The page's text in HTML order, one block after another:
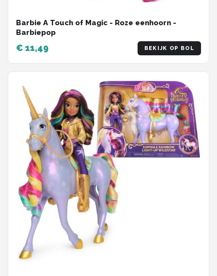
Barbie A Touch of Magic - Roze eenhoorn -
Barbiepop
€ 11,49 BEKIJK OP BOL